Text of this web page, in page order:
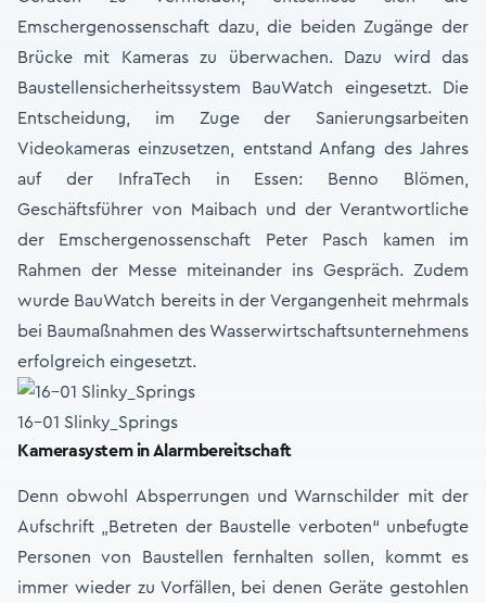
Emschergenossenschaft dazu, die beiden Zugänge der
Brücke mit Kameras zu überwachen. Dazu wird das
Baustellensicherheitssystem BauWatch eingesetzt. Die
Entscheidung, im Zuge der Sanierungsarbeiten
Videokameras einzusetzen, entstand Anfang des Jahres
auf der InfraTech in Essen: Benno Blömen,
Geschäftsführer von Maibach und der Verantwortliche
der Emschergenossenschaft Peter Pasch kamen im
Rahmen der Messe miteinander ins Gespräch. Zudem
wurde BauWatch bereits in der Vergangenheit mehrmals
bei Baumaßnahmen des Wasserwirtschaftsunternehmens
erfolgreich eingesetzt.
16-01 Slinky_Springs
Kamerasystem in Alarmbereitschaft
Denn obwohl Absperrungen und Warnschilder mit der
Aufschrift „Betreten der Baustelle verboten“ unbefugte
Personen von Baustellen fernhalten sollen, kommt es
immer wieder zu Vorfällen, bei denen Geräte gestohlen